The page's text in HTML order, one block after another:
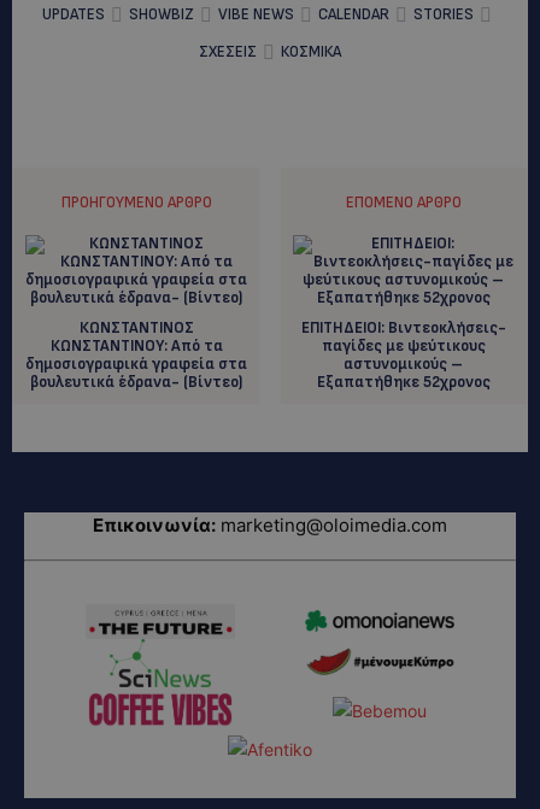
UPDATES SHOWBIZ VIBE NEWS CALENDAR
STORIES
ΣΧΕΣΕΙΣ
ΚΟΣΜΙΚΑ
ΠΡΟΗΓΟΎΜΕΝΟ ΆΡΘΡΟ
ΚΩΝΣΤΑΝΤΙΝΟΣ
ΚΩΝΣΤΑΝΤΙΝΟΥ: Από τα
δημοσιογραφικά γραφεία στα
βουλευτικά έδρανα- (Βίντεο)
ΕΠΌΜΕΝΟ ΆΡΘΡΟ
ΕΠΙΤΗΔΕΙΟΙ: Βιντεοκλήσεις-
παγίδες με ψεύτικους
αστυνομικούς –
Εξαπατήθηκε 52χρονος
Επικοινωνία: marketing@oloimedia.com